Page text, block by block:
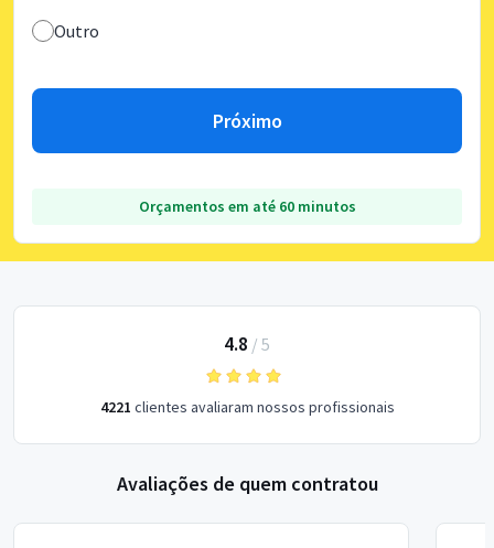
Outro
Próximo
Orçamentos em até 60 minutos
4.8 / 5
4221 clientes avaliaram nossos profissionais
Avaliações de quem contratou